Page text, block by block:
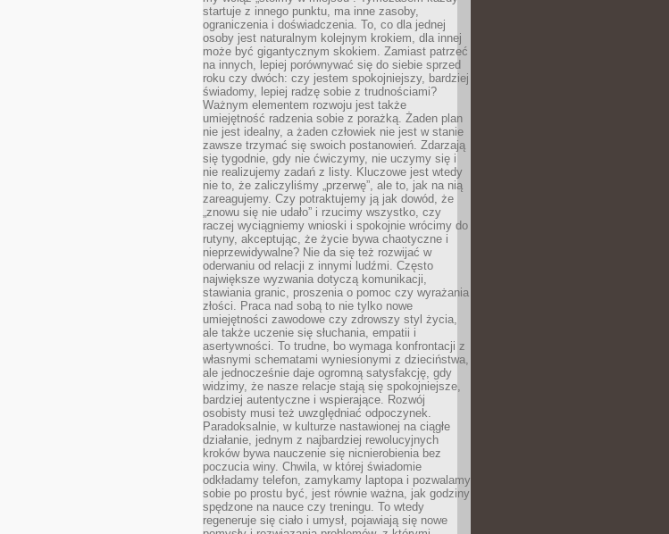
startuje z innego punktu, ma inne zasoby,
ograniczenia i doświadczenia. To, co dla jednej
osoby jest naturalnym kolejnym krokiem, dla innej
może być gigantycznym skokiem. Zamiast patrzeć
na innych, lepiej porównywać się do siebie sprzed
roku czy dwóch: czy jestem spokojniejszy, bardziej
świadomy, lepiej radzę sobie z trudnościami?
Ważnym elementem rozwoju jest także
umiejętność radzenia sobie z porażką. Żaden plan
nie jest idealny, a żaden człowiek nie jest w stanie
zawsze trzymać się swoich postanowień. Zdarzają
się tygodnie, gdy nie ćwiczymy, nie uczymy się i
nie realizujemy zadań z listy. Kluczowe jest wtedy
nie to, że zaliczyliśmy „przerwę”, ale to, jak na nią
zareagujemy. Czy potraktujemy ją jak dowód, że
„znowu się nie udało” i rzucimy wszystko, czy
raczej wyciągniemy wnioski i spokojnie wrócimy do
rutyny, akceptując, że życie bywa chaotyczne i
nieprzewidywalne? Nie da się też rozwijać w
oderwaniu od relacji z innymi ludźmi. Często
największe wyzwania dotyczą komunikacji,
stawiania granic, proszenia o pomoc czy wyrażania
złości. Praca nad sobą to nie tylko nowe
umiejętności zawodowe czy zdrowszy styl życia,
ale także uczenie się słuchania, empatii i
asertywności. To trudne, bo wymaga konfrontacji z
własnymi schematami wyniesionymi z dzieciństwa,
ale jednocześnie daje ogromną satysfakcję, gdy
widzimy, że nasze relacje stają się spokojniejsze,
bardziej autentyczne i wspierające. Rozwój
osobisty musi też uwzględniać odpoczynek.
Paradoksalnie, w kulturze nastawionej na ciągłe
działanie, jednym z najbardziej rewolucyjnych
kroków bywa nauczenie się nicnierobienia bez
poczucia winy. Chwila, w której świadomie
odkładamy telefon, zamykamy laptopa i pozwalamy
sobie po prostu być, jest równie ważna, jak godziny
spędzone na nauce czy treningu. To wtedy
regeneruje się ciało i umysł, pojawiają się nowe